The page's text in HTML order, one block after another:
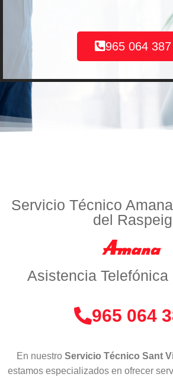
965 064 387
Servicio Técnico
del Raspeig
Asistencia Telefónica
965 064
En nuestro Servicio Técnico Sant
estamos especializados en ofrecer